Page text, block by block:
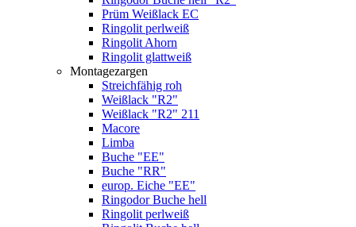
Prüm Weißlack EC
Ringolit perlweiß
Ringolit Ahorn
Ringolit glattweiß
Montagezargen
Streichfähig roh
Weißlack "R2"
Weißlack "R2" 211
Macore
Limba
Buche "EE"
Buche "RR"
europ. Eiche "EE"
Ringodor Buche hell
Ringolit perlweiß